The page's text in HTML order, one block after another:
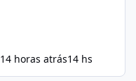
14 horas atrás14 hs